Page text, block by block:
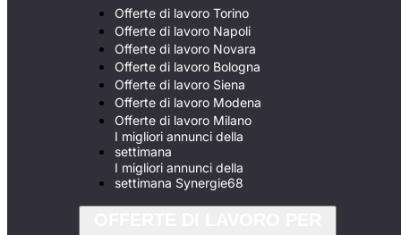
Offerte di lavoro Torino
Offerte di lavoro Napoli
Offerte di lavoro Novara
Offerte di lavoro Bologna
Offerte di lavoro Siena
Offerte di lavoro Modena
Offerte di lavoro Milano
I migliori annunci della
settimana
I migliori annunci della
settimana Synergie68